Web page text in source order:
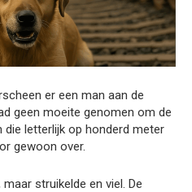
er een man aan de
geen moeite genomen om de
die letterlijk op honderd meter
gewoon over.
struikelde en viel. De